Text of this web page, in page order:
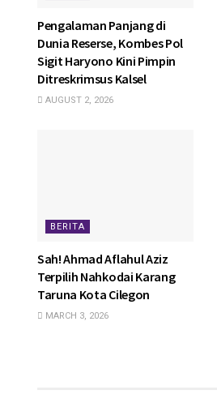
Pengalaman Panjang di
Dunia Reserse, Kombes Pol
Sigit Haryono Kini Pimpin
Ditreskrimsus Kalsel
AUGUST 2, 2026
BERITA
Sah! Ahmad Aflahul Aziz
Terpilih Nahkodai Karang
Taruna Kota Cilegon
MARCH 3, 2026